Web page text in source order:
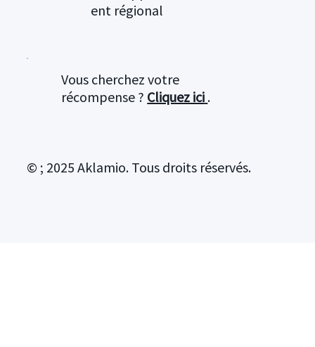
ent régional
Vous cherchez votre
récompense ? Cliquez ici .
© ; 2025 Aklamio. Tous droits réservés.